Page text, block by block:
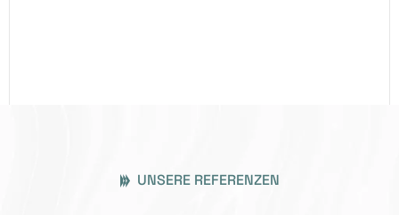
UNSERE REFERENZEN